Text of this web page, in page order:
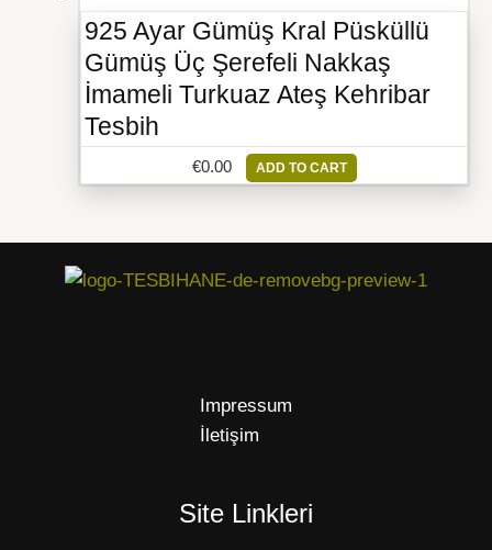
925 Ayar Gümüş Kral Püsküllü
Gümüş Üç Şerefeli Nakkaş
İmameli Turkuaz Ateş Kehribar
Tesbih
€0.00 ADD TO CART
Impressum
İletişim
Site Linkleri